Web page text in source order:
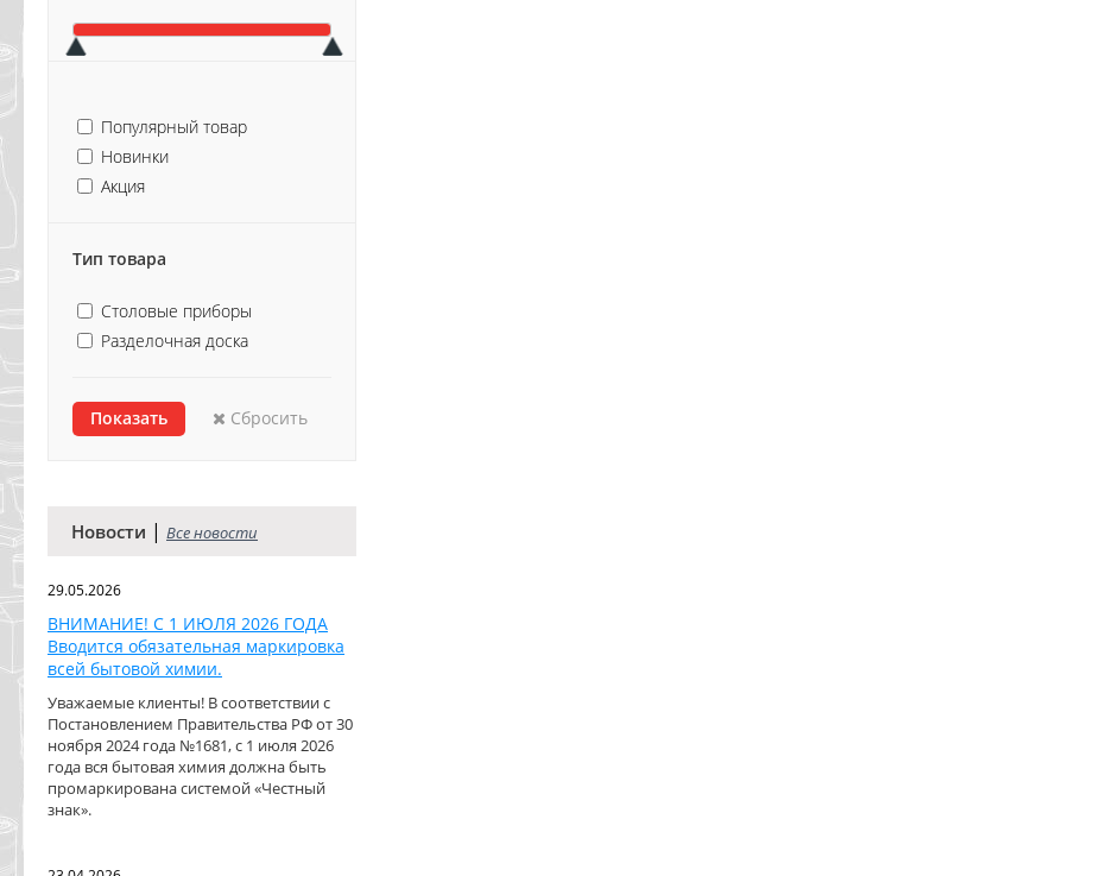
Популярный товар
Новинки
Акция
Тип товара
Столовые приборы
Разделочная доска
Сбросить
Новости | Все новости
29.05.2026
ВНИМАНИЕ! С 1 ИЮЛЯ 2026 ГОДА
Вводится обязательная маркировка
всей бытовой химии.
Уважаемые клиенты! В соответствии с
Постановлением Правительства РФ от 30
ноября 2024 года №1681, с 1 июля 2026
года вся бытовая химия должна быть
промаркирована системой «Честный
знак».